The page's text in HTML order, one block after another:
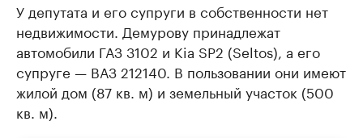
У депутата и его супруги в собственности нет
недвижимости. Демурову принадлежат
автомобили ГАЗ 3102 и Kia SP2 (Seltos), а его
супруге — ВАЗ 212140. В пользовании они имеют
жилой дом (87 кв. м) и земельный участок (500
кв. м).